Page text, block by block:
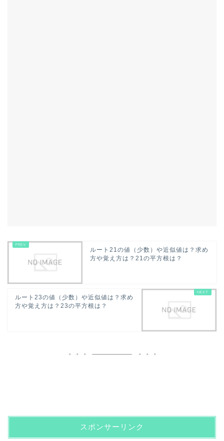
ルート21の値（少数）や近似値は？求め
方や覚え方は？21の平方根は？
ルート23の値（少数）や近似値は？求め
方や覚え方は？23の平方根は？
スポンサーリンク